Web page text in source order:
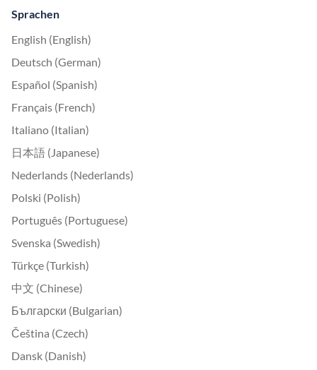
Sprachen
English (English)
Deutsch (German)
Español (Spanish)
Français (French)
Italiano (Italian)
日本語 (Japanese)
Nederlands (Nederlands)
Polski (Polish)
Português (Portuguese)
Svenska (Swedish)
Türkçe (Turkish)
中文 (Chinese)
Български (Bulgarian)
Čeština (Czech)
Dansk (Danish)